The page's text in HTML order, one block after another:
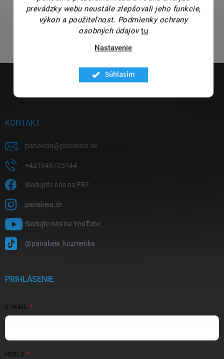
prevádzky webu neustále zlepšovali jeho funkcie,
výkon a použiteľnost. Podmienky ochrany
osobných údajov tu
Nastavenie
Súhlasím
KONTAKT
panakeia@panakeia.sk
+421948735144
Sledujete nás na FB?
panakeia.sk
Sledujte nás na YouTube
@panakeia_kozmetika
PRIHLÁSENIE
E-MAIL
HESLO